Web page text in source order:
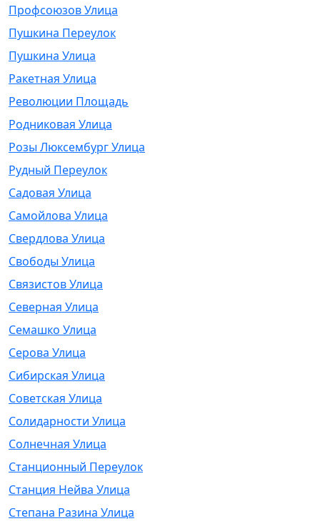
Профсоюзов Улица
Пушкина Переулок
Пушкина Улица
Ракетная Улица
Революции Площадь
Родниковая Улица
Розы Люксембург Улица
Рудный Переулок
Садовая Улица
Самойлова Улица
Свердлова Улица
Свободы Улица
Связистов Улица
Северная Улица
Семашко Улица
Серова Улица
Сибирская Улица
Советская Улица
Солидарности Улица
Солнечная Улица
Станционный Переулок
Станция Нейва Улица
Степана Разина Улица